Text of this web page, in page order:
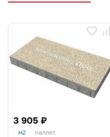
3 905 ₽
м2 паллет